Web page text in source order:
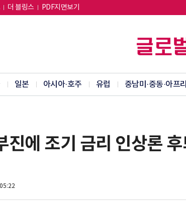
더 블링스 PDF지면보기
일본 아시아·호주 유럽 중남미·중동·아프
진에 조기 금리 인상론